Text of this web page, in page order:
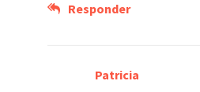
Responder
Patricia